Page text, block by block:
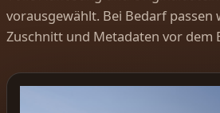
vorausgewählt. Bei Bedarf passen
Zuschnitt und Metadaten vor dem